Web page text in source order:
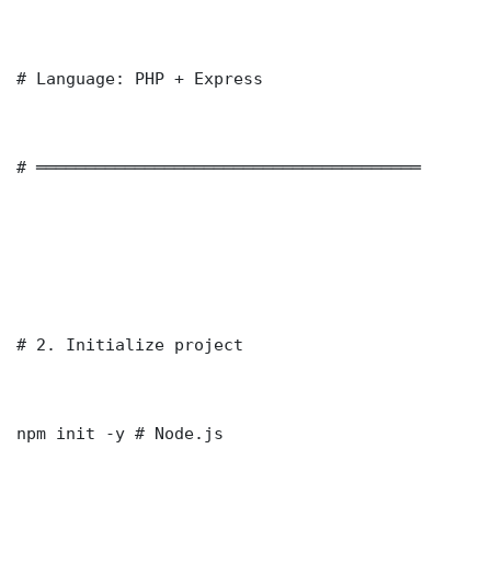
# Language: PHP + Express
# ═══════════════════════════════════════
# 2. Initialize project
npm init -y # Node.js